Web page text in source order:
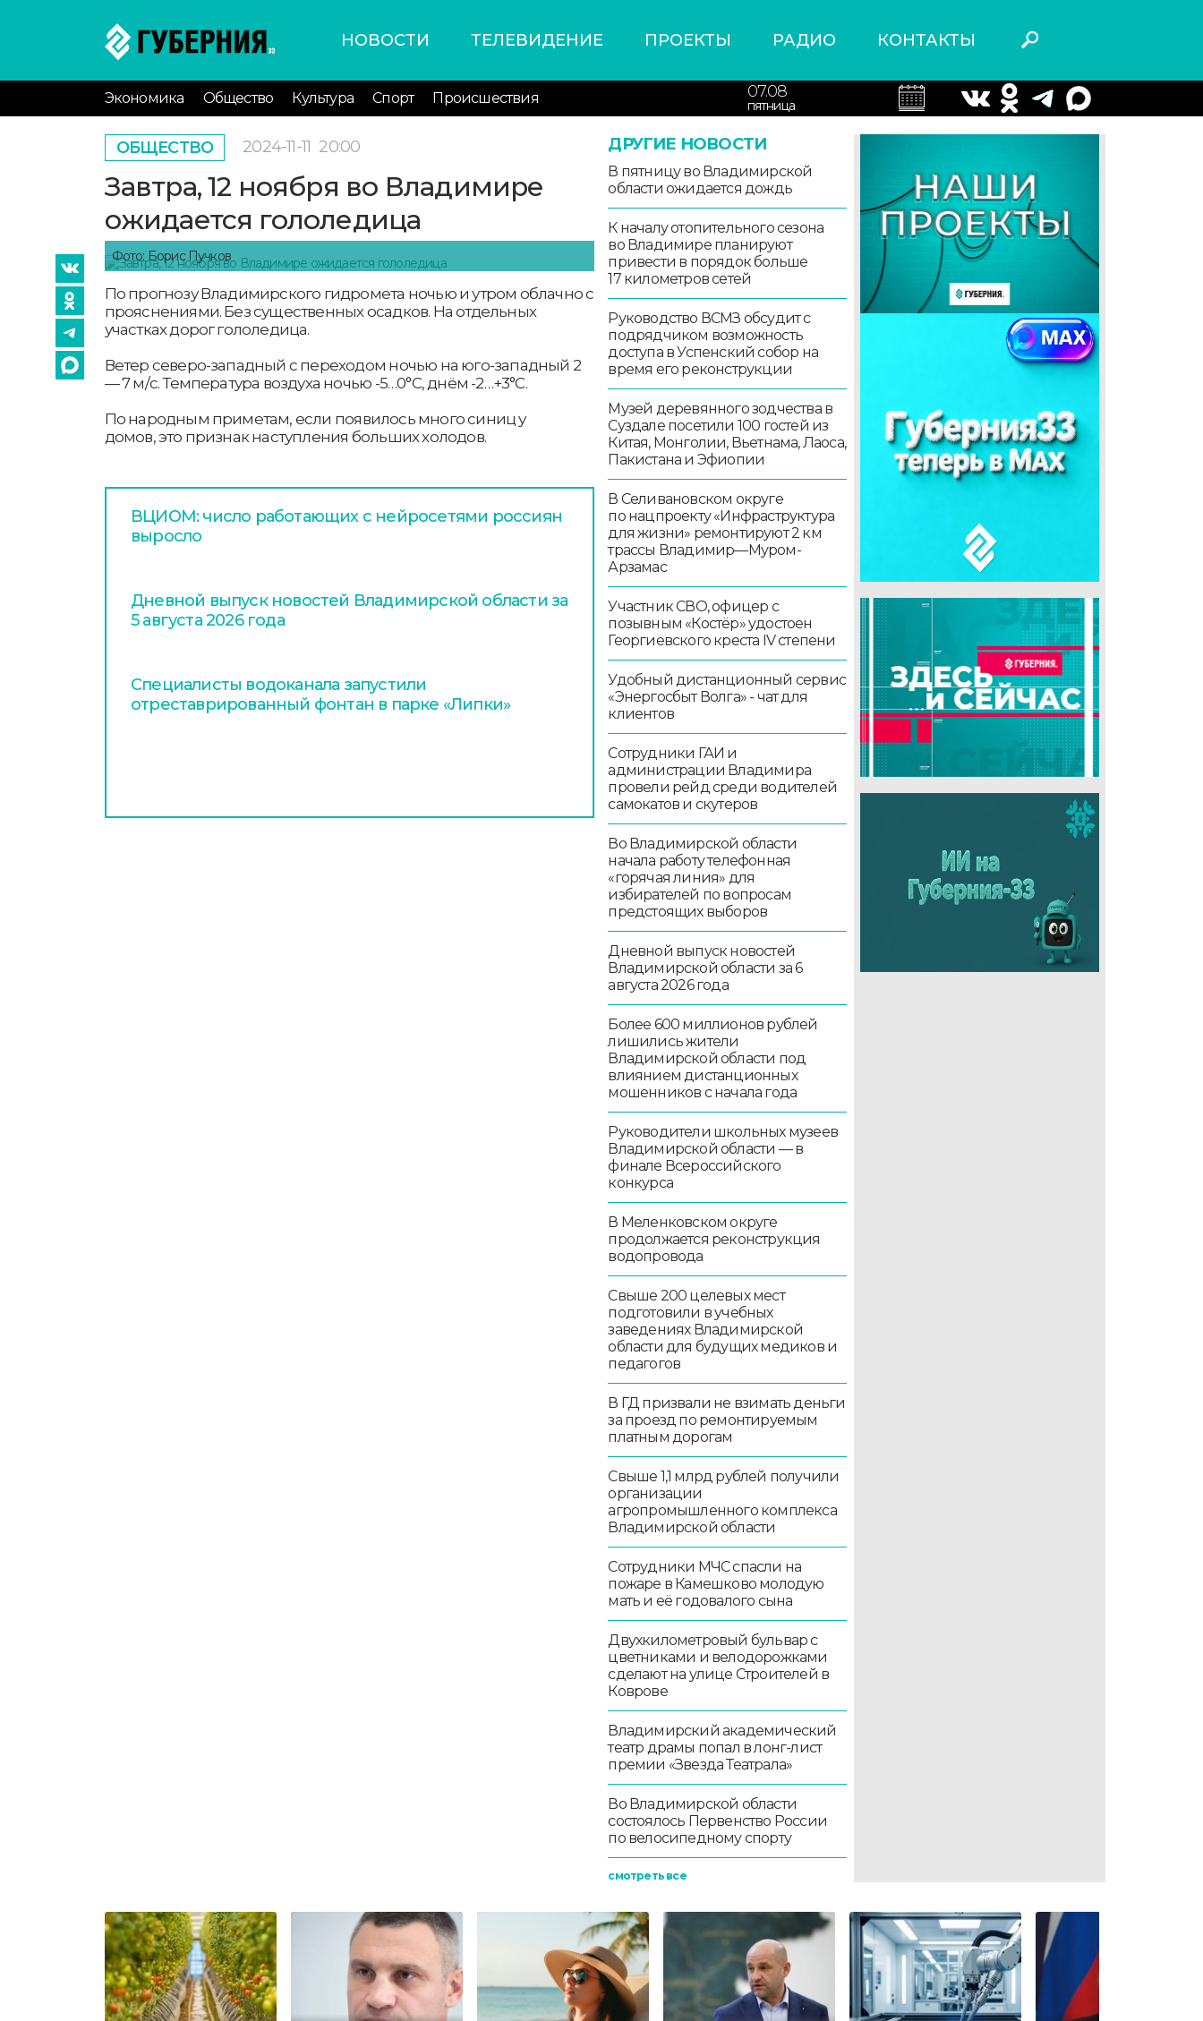
НОВОСТИ ТЕЛЕВИДЕНИЕ ПРОЕКТЫ РАДИО КОНТАКТЫ
Экономика Общество Культура Спорт Происшествия 07.08
пятница
ОБЩЕСТВО 2024-11-11 20:00
Завтра, 12 ноября во Владимире
ожидается гололедица
Фото: Борис Пучков
По прогнозу Владимирского гидромета ночью и утром облачно с
прояснениями. Без существенных осадков. На отдельных
участках дорог гололедица.
Ветер северо-западный с переходом ночью на юго-западный 2
— 7 м/с. Температура воздуха ночью -5…0°С, днём -2…+3°С.
По народным приметам, если появилось много синиц у
домов, это признак наступления больших холодов.
ВЦИОМ: число работающих с нейросетями россиян
выросло
Дневной выпуск новостей Владимирской области за
5 августа 2026 года
Специалисты водоканала запустили
отреставрированный фонтан в парке «Липки»
ДРУГИЕ НОВОСТИ
В пятницу во Владимирской
области ожидается дождь
К началу отопительного сезона
во Владимире планируют
привести в порядок больше
17 километров сетей
Руководство ВСМЗ обсудит с
подрядчиком возможность
доступа в Успенский собор на
время его реконструкции
Музей деревянного зодчества в
Суздале посетили 100 гостей из
Китая, Монголии, Вьетнама, Лаоса,
Пакистана и Эфиопии
В Селивановском округе
по нацпроекту «Инфраструктура
для жизни» ремонтируют 2 км
трассы Владимир—Муром-
Арзамас
Участник СВО, офицер с
позывным «Костёр» удостоен
Георгиевского креста IV степени
Удобный дистанционный сервис
«Энергосбыт Волга» - чат для
клиентов
Сотрудники ГАИ и
администрации Владимира
провели рейд среди водителей
самокатов и скутеров
Во Владимирской области
начала работу телефонная
«горячая линия» для
избирателей по вопросам
предстоящих выборов
Дневной выпуск новостей
Владимирской области за 6
августа 2026 года
Более 600 миллионов рублей
лишились жители
Владимирской области под
влиянием дистанционных
мошенников с начала года
Руководители школьных музеев
Владимирской области — в
финале Всероссийского
конкурса
В Меленковском округе
продолжается реконструкция
водопровода
Свыше 200 целевых мест
подготовили в учебных
заведениях Владимирской
области для будущих медиков и
педагогов
В ГД призвали не взимать деньги
за проезд по ремонтируемым
платным дорогам
Свыше 1,1 млрд рублей получили
организации
агропромышленного комплекса
Владимирской области
Сотрудники МЧС спасли на
пожаре в Камешково молодую
мать и её годовалого сына
Двухкилометровый бульвар с
цветниками и велодорожками
сделают на улице Строителей в
Коврове
Владимирский академический
театр драмы попал в лонг-лист
премии «Звезда Театрала»
Во Владимирской области
состоялось Первенство России
по велосипедному спорту
смотреть все